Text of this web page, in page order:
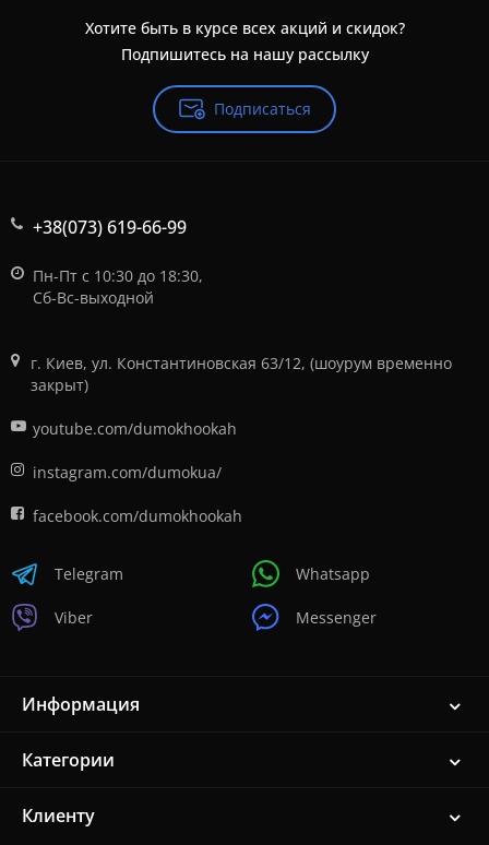
Хотите быть в курсе всех акций и скидок?
Подпишитесь на нашу рассылку
Подписаться
+38(073) 619-66-99
Пн-Пт с 10:30 до 18:30,
Сб-Вс-выходной
г. Киев, ул. Константиновская 63/12, (шоурум временно
закрыт)
youtube.com/dumokhookah
instagram.com/dumokua/
facebook.com/dumokhookah
Telegram
Viber
Whatsapp
Messenger
Информация
Категории
Клиенту